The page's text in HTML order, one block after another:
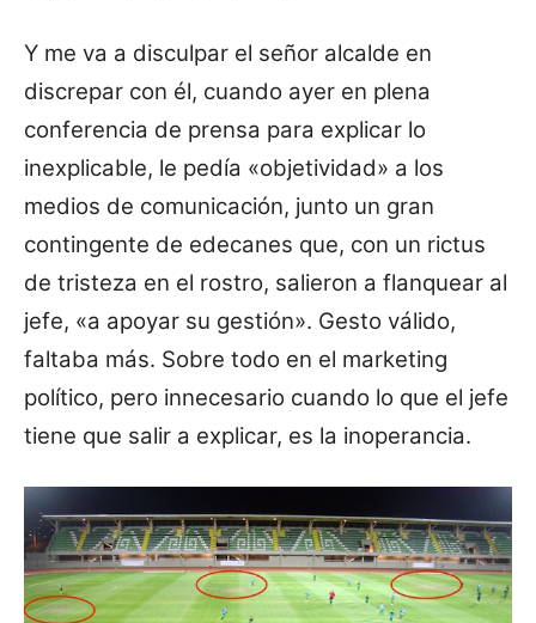
Y me va a disculpar el señor alcalde en
discrepar con él, cuando ayer en plena
conferencia de prensa para explicar lo
inexplicable, le pedía «objetividad» a los
medios de comunicación, junto un gran
contingente de edecanes que, con un rictus
de tristeza en el rostro, salieron a flanquear al
jefe, «a apoyar su gestión». Gesto válido,
faltaba más. Sobre todo en el marketing
político, pero innecesario cuando lo que el jefe
tiene que salir a explicar, es la inoperancia.